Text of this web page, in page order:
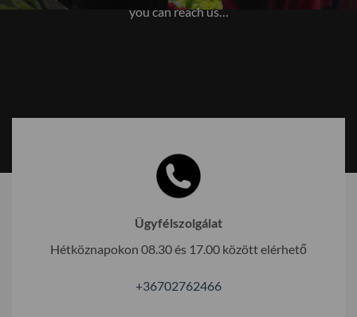
you can reach us…
Ügyfélszolgálat
Hétköznapokon 08.30 és 17.00 között elérhető
+36702762466